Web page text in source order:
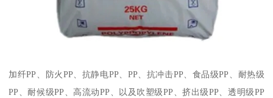
加纤PP 、防火 PP 、抗静电PP PP 、抗冲击PP 、食品级PP 、耐热级
PP 、耐候级PP 、高流动PP 、以及吹塑级PP 、挤出级PP 、透明级PP